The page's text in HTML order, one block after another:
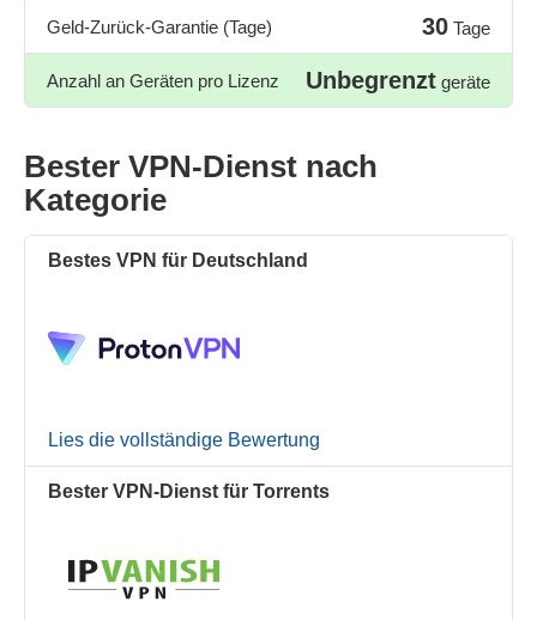
Geld-Zurück-Garantie (Tage) 30 Tage
Anzahl an Geräten pro Lizenz Unbegrenzt geräte
Bester VPN-Dienst nach
Kategorie
Bestes VPN für Deutschland
Lies die vollständige Bewertung
Bester VPN-Dienst für Torrents